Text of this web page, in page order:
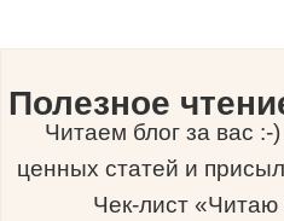
Полезное
Читаем блог за вас
ценных статей и
Чек-лист «Читаю